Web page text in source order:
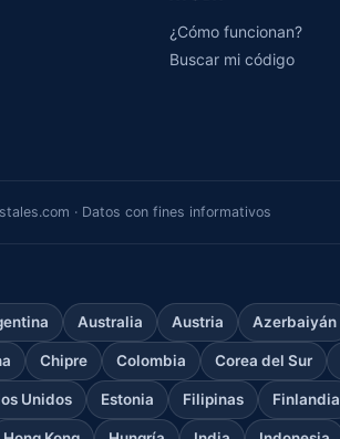
¿Cómo funcionan?
Buscar mi código
· Datos con fines informativos
Australia Austria Azerbaiyán
Chipre Colombia Corea del Sur
Unidos Estonia Filipinas Finlandia